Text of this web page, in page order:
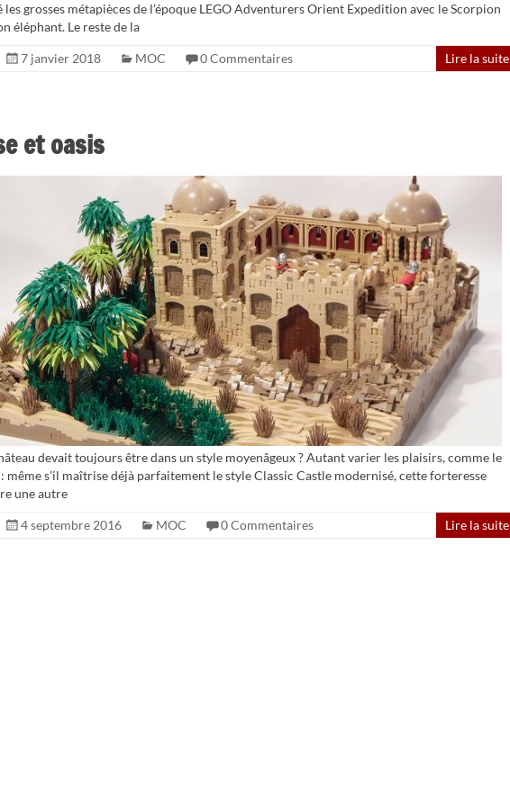
les grosses métapièces de l’époque LEGO Adventurers Orient Expedition avec le Scorpion
éléphant. Le reste de la
7 janvier 2018 MOC 0 Commentaires Lire la suite
et oasis
devait toujours être dans un style moyenâgeux ? Autant varier les plaisirs, comme le
s’il maîtrise déjà parfaitement le style Classic Castle modernisé, cette forteresse
une autre
4 septembre 2016 MOC 0 Commentaires Lire la suite